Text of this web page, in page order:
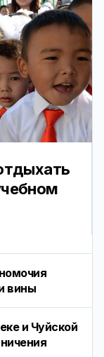
вины
и Чуйской